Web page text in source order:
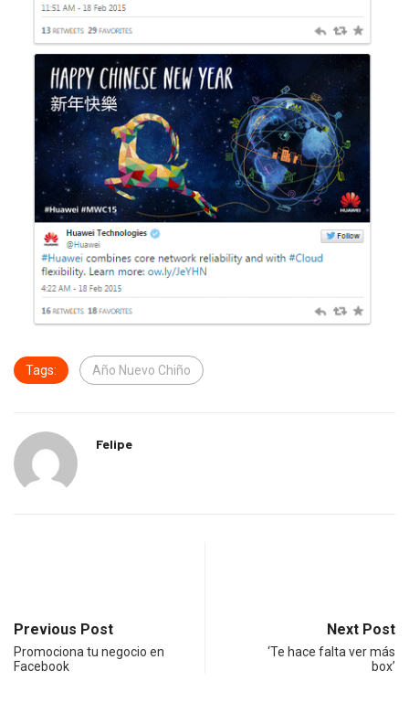
Tags: Año Nuevo Chiño
Felipe
Previous Post
Promociona tu negocio en
Facebook
Next Post
‘Te hace falta ver más
box’